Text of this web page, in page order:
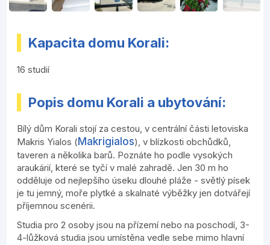
Kapacita domu Korali:
16 studií
Popis domu Korali a ubytování:
Bílý dům Korali stojí za cestou, v centrální části letoviska
Makris Yialos (Makrigialos), v blízkosti obchůdků,
taveren a několika barů. Poznáte ho podle vysokých
araukárií, které se tyčí v malé zahradě. Jen 30 m ho
odděluje od nejlepšího úseku dlouhé pláže - světlý písek
je tu jemný, moře plytké a skalnaté výběžky jen dotvářejí
příjemnou scenérii.
Studia pro 2 osoby jsou na přízemí nebo na poschodí, 3-
4-lůžková studia jsou umístěna vedle sebe mimo hlavní